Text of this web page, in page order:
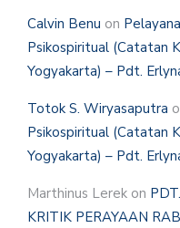
Calvin Benu on
Psikospiritual (Catatan
Yogyakarta) – Pdt.
Totok S. Wiryasaputra
Psikospiritual (Catatan
Yogyakarta) – Pdt.
Marthinus Lerek on
KRITIK PERAYAAN